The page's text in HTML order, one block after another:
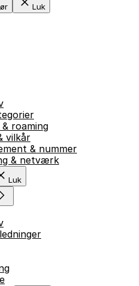
Luk
roaming
vilkår
& nummer
& netværk
Luk